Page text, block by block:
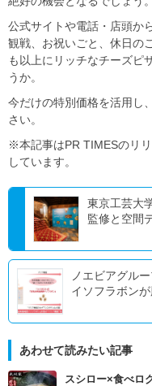
公式サイトや電話・店頭か
観戦、お祝いごと、休日の
も以上にリッチなチーズピ
うか。
今だけの特別価格を活用し
さい。
※本記事はPR TIMESのリ
しています。
東京工芸大
監修と空間
ノエビアグル
イソフラボンが
あわせて読みたい記事
スシロー×食べロ